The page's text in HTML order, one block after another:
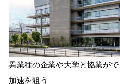
異業種の企業や大学と協業が
加速を狙う